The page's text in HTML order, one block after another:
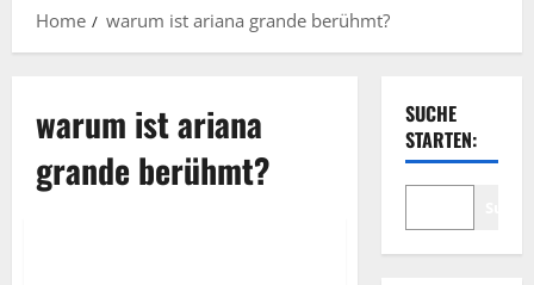
Home warum ist ariana grande berühmt?
warum ist ariana
grande berühmt?
SUCHE
STARTEN: